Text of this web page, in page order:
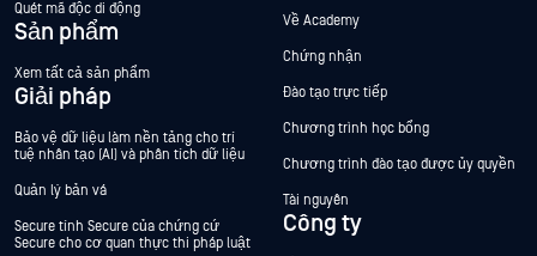
Quét mã độc di động
Sản phẩm
Xem tất cả sản phẩm
Giải pháp
Bảo vệ dữ liệu làm nền tảng cho trí
tuệ nhân tạo (AI) và phân tích dữ liệu
Quản lý bản vá
Secure tính Secure của chứng cứ
Secure cho cơ quan thực thi pháp luật
Về Academy
Chứng nhận
Đào tạo trực tiếp
Chương trình học bổng
Chương trình đào tạo được ủy quyền
Tài nguyên
Công ty